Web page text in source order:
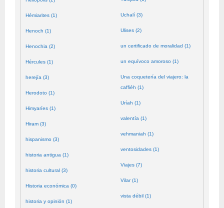
Hémiarites (1)
Henoch (1)
Henochia (2)
Hércules (1)
herejía (3)
Herodoto (1)
Himyaríes (1)
Hiram (3)
hispanismo (3)
historia antigua (1)
historia cultural (3)
Historia económica (0)
historia y opinión (1)
Uchalí (3)
Ulises (2)
un certificado de moralidad (1)
un equívoco amoroso (1)
Una coquetería del viajero: la
caffiéh (1)
Uríah (1)
valentía (1)
vehmaniah (1)
ventosidades (1)
Viajes (7)
Vilar (1)
vista débil (1)